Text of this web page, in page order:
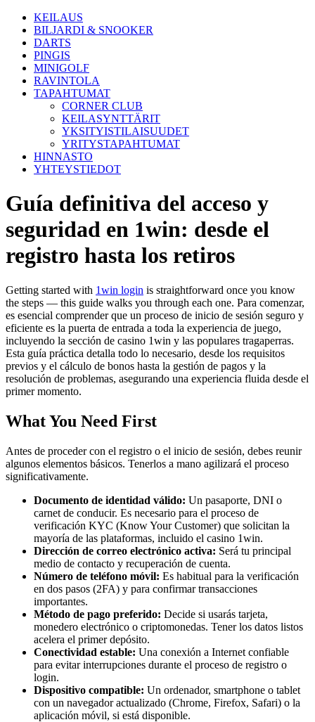
KEILAUS
BILJARDI & SNOOKER
DARTS
PINGIS
MINIGOLF
RAVINTOLA
TAPAHTUMAT
CORNER CLUB
KEILASYNTTÄRIT
YKSITYISTILAISUUDET
YRITYSTAPAHTUMAT
HINNASTO
YHTEYSTIEDOT
Guía definitiva del acceso y
seguridad en 1win: desde el
registro hasta los retiros
Getting started with 1win login is straightforward once you know
the steps — this guide walks you through each one. Para comenzar,
es esencial comprender que un proceso de inicio de sesión seguro y
eficiente es la puerta de entrada a toda la experiencia de juego,
incluyendo la sección de casino 1win y las populares tragaperras.
Esta guía práctica detalla todo lo necesario, desde los requisitos
previos y el cálculo de bonos hasta la gestión de pagos y la
resolución de problemas, asegurando una experiencia fluida desde el
primer momento.
What You Need First
Antes de proceder con el registro o el inicio de sesión, debes reunir
algunos elementos básicos. Tenerlos a mano agilizará el proceso
significativamente.
Documento de identidad válido: Un pasaporte, DNI o
carnet de conducir. Es necesario para el proceso de
verificación KYC (Know Your Customer) que solicitan la
mayoría de las plataformas, incluido el casino 1win.
Dirección de correo electrónico activa: Será tu principal
medio de contacto y recuperación de cuenta.
Número de teléfono móvil: Es habitual para la verificación
en dos pasos (2FA) y para confirmar transacciones
importantes.
Método de pago preferido: Decide si usarás tarjeta,
monedero electrónico o criptomonedas. Tener los datos listos
acelera el primer depósito.
Conectividad estable: Una conexión a Internet confiable
para evitar interrupciones durante el proceso de registro o
login.
Dispositivo compatible: Un ordenador, smartphone o tablet
con un navegador actualizado (Chrome, Firefox, Safari) o la
aplicación móvil, si está disponible.